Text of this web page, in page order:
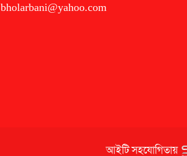
bholarbani@yahoo.com
আইটি সহযোগিতায়